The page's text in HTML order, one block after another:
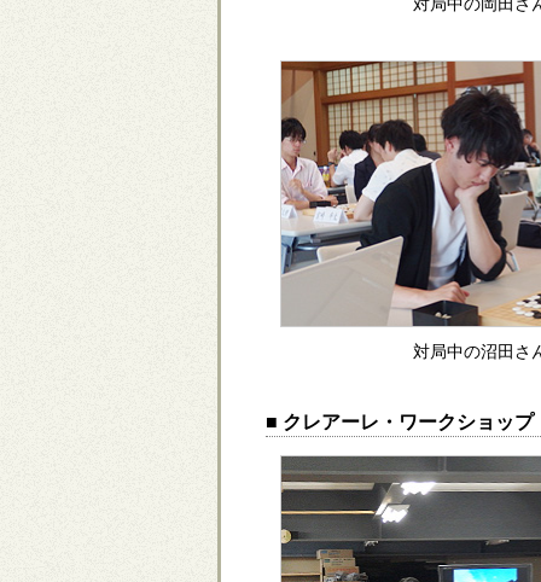
対局中の沼田さ
■ クレアーレ・ワークショップ